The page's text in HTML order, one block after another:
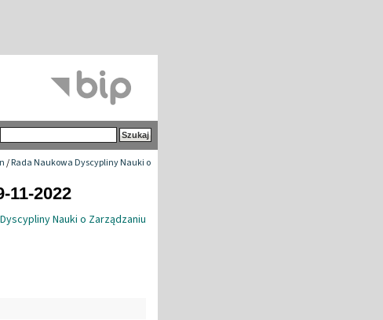
/Rada Naukowa Dyscypliny Nauki o
11-2022
Nauki o Zarządzaniu